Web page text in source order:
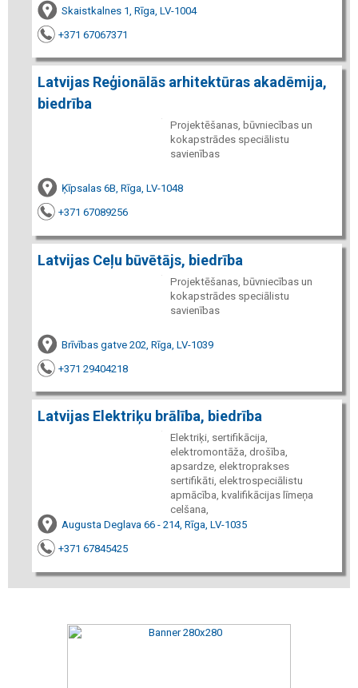
Skaistkalnes 1, Rīga, LV-1004
+371 67067371
Latvijas Reģionālās arhitektūras akadēmija,
biedrība
Projektēšanas, būvniecības un
kokapstrādes speciālistu
savienības
Ķīpsalas 6B, Rīga, LV-1048
+371 67089256
Latvijas Ceļu būvētājs, biedrība
Projektēšanas, būvniecības un
kokapstrādes speciālistu
savienības
Brīvības gatve 202, Rīga, LV-1039
+371 29404218
Latvijas Elektriķu brālība, biedrība
Elektriķi, sertifikācija,
elektromontāža, drošība,
apsardze, elektroprakses
sertifikāti, elektrospeciālistu
apmācība, kvalifikācijas līmeņa
celšana,
Augusta Deglava 66 - 214, Rīga, LV-1035
+371 67845425